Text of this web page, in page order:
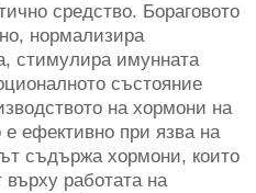
средство. Бораговото
нормализира
стимулира имунната
състояние
на хормони на
е ефективно при язва на
съдържа хормони, които
работата на